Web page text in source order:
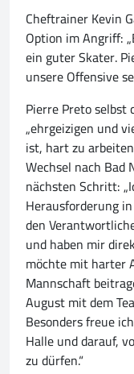
Cheftrainer Kevin
Option im Angriff:
ein guter Skater.
unsere Offensive
Pierre Preto
„ehrgeizigen und
ist, hart zu
Wechsel nach Bad
nächsten Schritt:
Herausforderung
den
und haben mir
möchte mit harter
Mannschaft
August mit dem
Besonders freue
Halle und darauf,
zu dürfen.“